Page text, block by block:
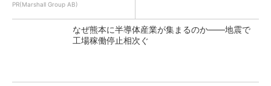
PR(Marshall Group AB)
なぜ熊本に半導体産業が集まるのか――地震で
工場稼働停止相次ぐ